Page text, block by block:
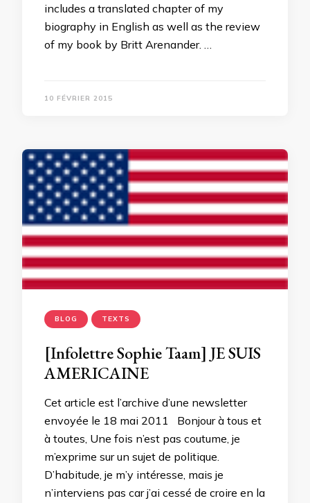
includes a translated chapter of my
biography in English as well as the review
of my book by Britt Arenander. …
10 FÉVRIER 2015
BLOG TEXTS
[Infolettre Sophie Taam] JE SUIS
AMERICAINE
Cet article est l’archive d’une newsletter
envoyée le 18 mai 2011 Bonjour à tous et
à toutes, Une fois n’est pas coutume, je
m’exprime sur un sujet de politique.
D’habitude, je m’y intéresse, mais je
n’interviens pas car j’ai cessé de croire en la